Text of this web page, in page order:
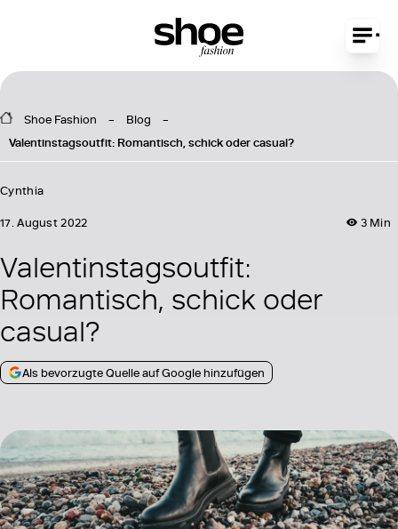
Shoe Fashion
Blog
Valentinstagsoutfit: Romantisch, schick oder casual?
Cynthia
3 Min
17. August 2022
Valentinstagsoutfit:
Romantisch, schick oder
casual?
Als bevorzugte Quelle auf Google hinzufügen